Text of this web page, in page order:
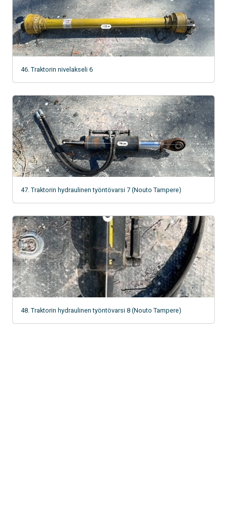
46. Traktorin nivelakseli 6
47. Traktorin hydraulinen työntövarsi 7 (Nouto Tampere)
48. Traktorin hydraulinen työntövarsi 8 (Nouto Tampere)